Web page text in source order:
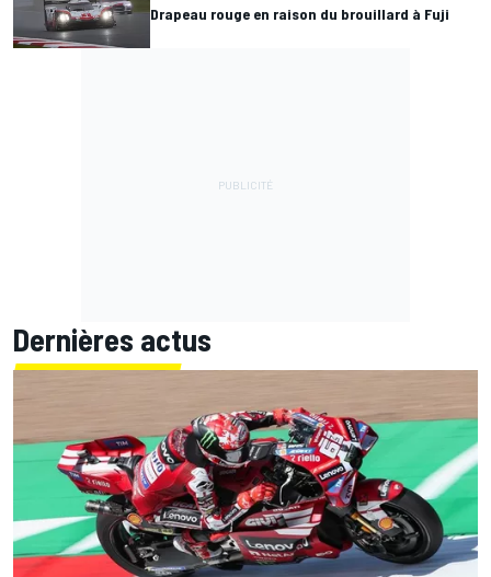
Drapeau rouge en raison du brouillard à Fuji
Dernières actus